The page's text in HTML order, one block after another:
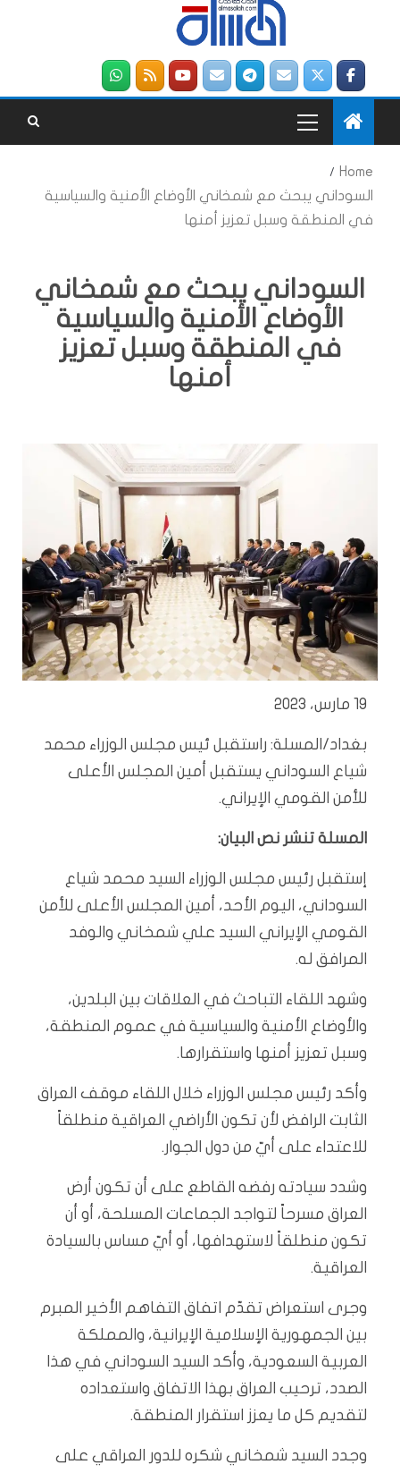
Home
السوداني يبحث مع شمخاني الأوضاع الأمنية والسياسية
في المنطقة وسبل تعزيز أمنها
السوداني يبحث مع شمخاني
الأوضاع الأمنية والسياسية
في المنطقة وسبل تعزيز
أمنها
19 مارس، 2023
بغداد/المسلة: راستقبل ئيس مجلس الوزراء محمد
شياع السوداني يستقبل أمين المجلس الأعلى
للأمن القومي الإيراني.
المسلة تنشر نص البيان:
إستقبل رئيس مجلس الوزراء السيد محمد شياع
السوداني، اليوم الأحد، أمين المجلس الأعلى للأمن
القومي الإيراني السيد علي شمخاني والوفد
المرافق له.
وشهد اللقاء التباحث في العلاقات بين البلدين،
والأوضاع الأمنية والسياسية في عموم المنطقة،
وسبل تعزيز أمنها واستقرارها.
وأكد رئيس مجلس الوزراء خلال اللقاء موقف العراق
الثابت الرافض لأن تكون الأراضي العراقية منطلقاً
للاعتداء على أيّ من دول الجوار.
وشدد سيادته رفضه القاطع على أن تكون أرض
العراق مسرحاً لتواجد الجماعات المسلحة، أو أن
تكون منطلقاً لاستهدافها، أو أيّ مساس بالسيادة
العراقية.
وجرى استعراض تقدّم اتفاق التفاهم الأخير المبرم
بين الجمهورية الإسلامية الإيرانية، والمملكة
العربية السعودية، وأكد السيد السوداني في هذا
الصدد، ترحيب العراق بهذا الاتفاق واستعداده
لتقديم كل ما يعزز استقرار المنطقة.
وجدد السيد شمخاني شكره للدور العراقي على